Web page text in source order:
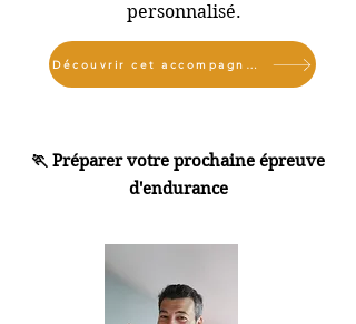
personnalisé.
Découvrir cet accompagnement
🏃 Préparer votre prochaine épreuve
d'endurance